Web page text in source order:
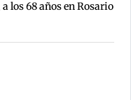
los 68 años en Rosario